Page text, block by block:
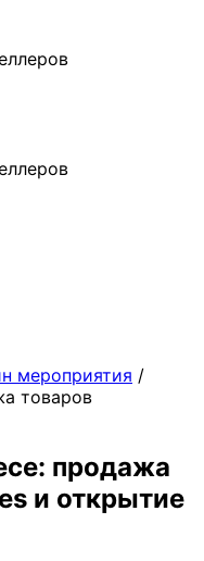
мероприятия /
товаров
продажа
и открытие